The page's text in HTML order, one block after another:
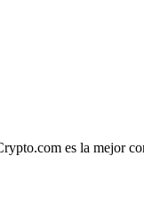
es la mejor